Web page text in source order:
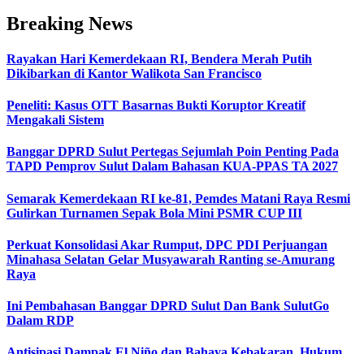
Breaking News
Rayakan Hari Kemerdekaan RI, Bendera Merah Putih
Dikibarkan di Kantor Walikota San Francisco
Peneliti: Kasus OTT Basarnas Bukti Koruptor Kreatif
Mengakali Sistem
Banggar DPRD Sulut Pertegas Sejumlah Poin Penting Pada
TAPD Pemprov Sulut Dalam Bahasan KUA-PPAS TA 2027
Semarak Kemerdekaan RI ke-81, Pemdes Matani Raya Resmi
Gulirkan Turnamen Sepak Bola Mini PSMR CUP III
Perkuat Konsolidasi Akar Rumput, DPC PDI Perjuangan
Minahasa Selatan Gelar Musyawarah Ranting se-Amurang
Raya
Ini Pembahasan Banggar DPRD Sulut Dan Bank SulutGo
Dalam RDP